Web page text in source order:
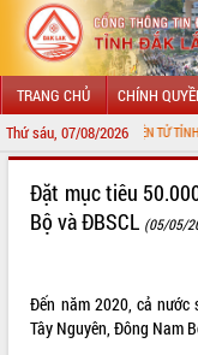
TRANG CHỦ CHÍNH
Thứ sáu, 07/08/2026
TIN ĐIỆN TỬ TỈNH ĐẮK LẮK
LÃNH ĐẠO UBND TỈNH
SỞ, BAN, NGÀNH
Đặt mục tiêu
Bộ và ĐBSCL (05/05/
Đến năm 2020, cả
Tây Nguyên, Đông Nam